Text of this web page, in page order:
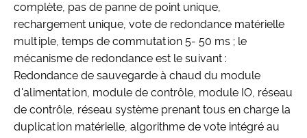
complète, pas de panne de point unique,
rechargement unique, vote de redondance matérielle
multiple, temps de commutation 5- 50 ms ; le
mécanisme de redondance est le suivant :
Redondance de sauvegarde à chaud du module
d'alimentation, module de contrôle, module IO, réseau
de contrôle, réseau système prenant tous en charge la
duplication matérielle, algorithme de vote intégré au